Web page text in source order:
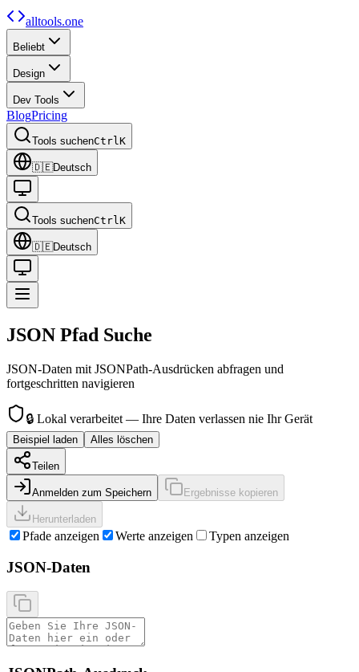
alltools.one
Beliebt
Design
Dev Tools
BlogPricing
Tools suchenCtrlK
🇩🇪Deutsch
Tools suchenCtrlK
🇩🇪Deutsch
JSON Pfad Suche
JSON-Daten mit JSONPath-Ausdrücken abfragen und
fortgeschritten navigieren
🔒 Lokal verarbeitet — Ihre Daten verlassen nie Ihr Gerät
Beispiel laden Alles löschen
Teilen
Anmelden zum Speichern Ergebnisse kopieren
Herunterladen
Pfade anzeigen Werte anzeigen Typen anzeigen
JSON-Daten